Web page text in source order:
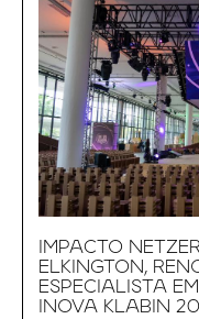
IMPACTO
ELKINGTON,
ESPECIALISTA
INOVA KLABIN